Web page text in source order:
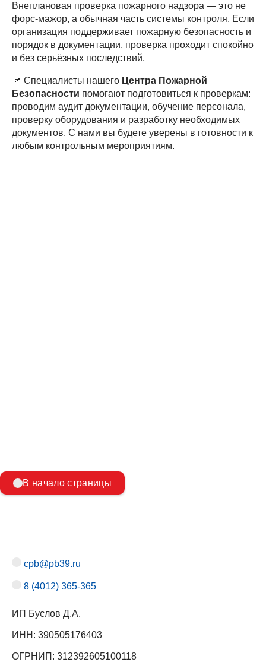
Внеплановая проверка пожарного надзора — это не
форс-мажор, а обычная часть системы контроля. Если
организация поддерживает пожарную безопасность и
порядок в документации, проверка проходит спокойно
и без серьёзных последствий.
📌 Специалисты нашего Центра Пожарной
Безопасности помогают подготовиться к проверкам:
проводим аудит документации, обучение персонала,
проверку оборудования и разработку необходимых
документов. С нами вы будете уверены в готовности к
любым контрольным мероприятиям.
В начало страницы
cpb@pb39.ru
8 (4012) 365-365
ИП Буслов Д.А.
ИНН: 390505176403
ОГРНИП: 312392605100118